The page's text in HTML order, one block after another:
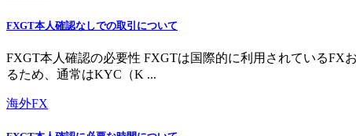
FXGT本人確認なしでの取引について
FXGT本人確認の必要性 FXGTは国際的に利用されているFX
るため、通常はKYC（K ...
海外FX